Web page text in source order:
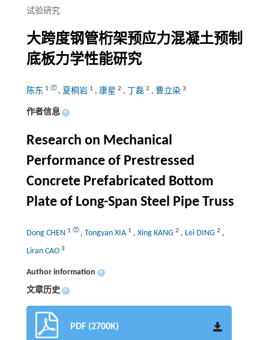
试验研究
大跨度钢管桁架预应力混凝土预制
底板力学性能研究
陈东 1 , 夏桐岩 1 , 康星 2 , 丁磊 2 , 曹立染 3
作者信息 +
Research on Mechanical
Performance of Prestressed
Concrete Prefabricated Bottom
Plate of Long-Span Steel Pipe Truss
Dong CHEN 1 , Tongyan XIA 1 , Xing KANG 2 , Lei DING 2 ,
Liran CAO 3
Author information +
文章历史 +
PDF (2700K)